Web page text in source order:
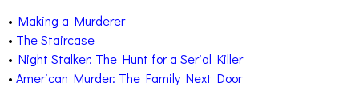
• Making a Murderer
• The Staircase
• Night Stalker: The Hunt for a Serial Killer
• American Murder: The Family Next Door